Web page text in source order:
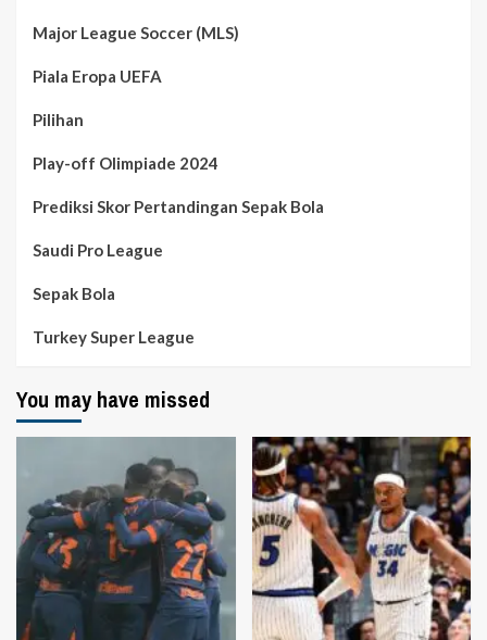
Major League Soccer (MLS)
Piala Eropa UEFA
Pilihan
Play-off Olimpiade 2024
Prediksi Skor Pertandingan Sepak Bola
Saudi Pro League
Sepak Bola
Turkey Super League
You may have missed